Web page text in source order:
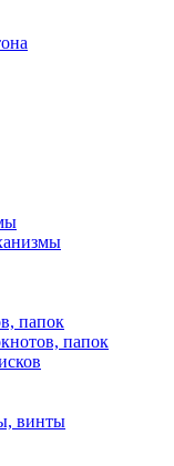
папок
папок
винты